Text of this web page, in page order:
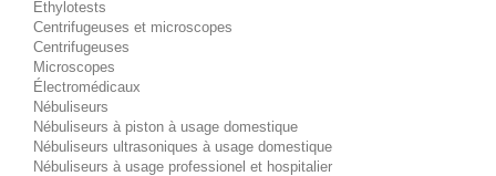
Éthylotests
Centrifugeuses et microscopes
Centrifugeuses
Microscopes
Électromédicaux
Nébuliseurs
Nébuliseurs à piston à usage domestique
Nébuliseurs ultrasoniques à usage domestique
Nébuliseurs à usage professionel et hospitalier